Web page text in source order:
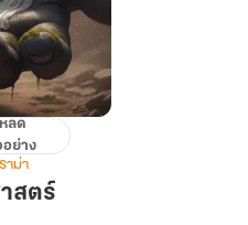
หลด
ย่าง
าม่า
สตร์